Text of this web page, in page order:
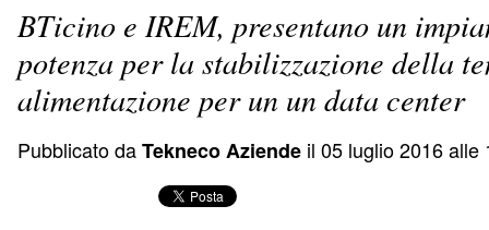
BTicino e IREM, presentano un
potenza per la stabilizzazione della
alimentazione per un un data center
Pubblicato daTekneco Aziende il 05 luglio 2016 alle